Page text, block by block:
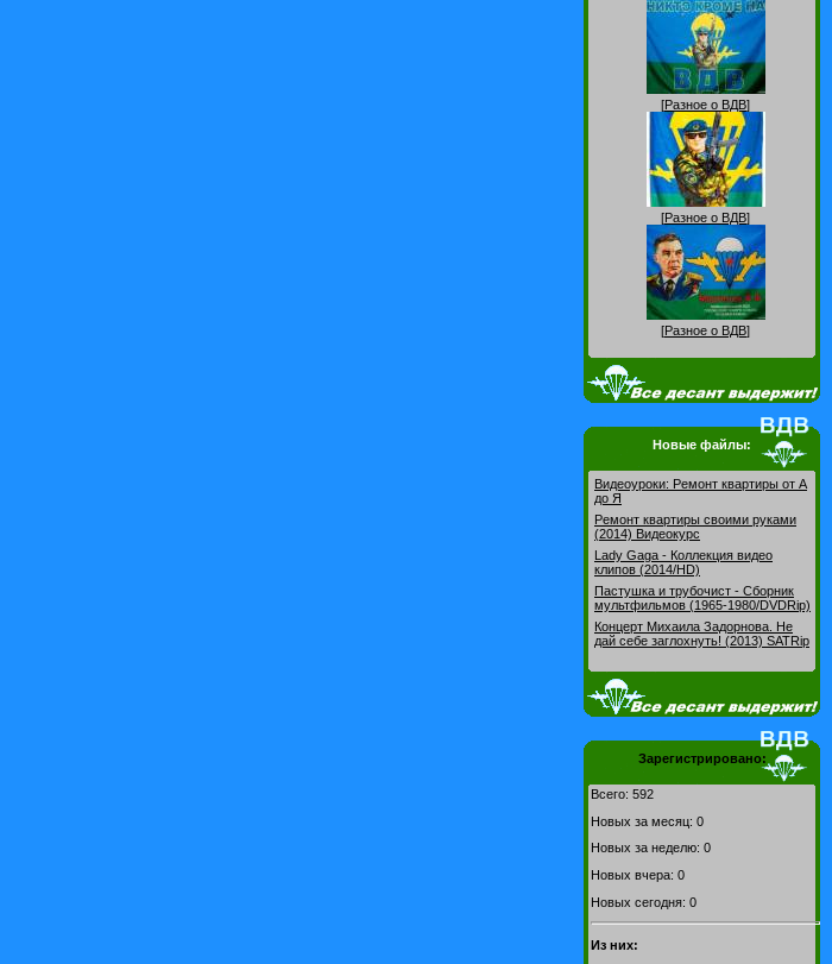
[Разное о ВДВ]
[Разное о ВДВ]
[Разное о ВДВ]
Новые файлы:
Видеоуроки: Pемонт квартиры от А
до Я
Ремонт квартиры своими руками
(2014) Видеокурс
Lady Gaga - Коллекция видео
клипов (2014/HD)
Пастушка и трубочист - Сборник
мультфильмов (1965-1980/DVDRip)
Концерт Михаила Задорнова. Не
дай себе заглохнуть! (2013) SATRip
Зарегистрировано:
Всего: 592
Новых за месяц: 0
Новых за неделю: 0
Новых вчера: 0
Новых сегодня: 0
Из них: